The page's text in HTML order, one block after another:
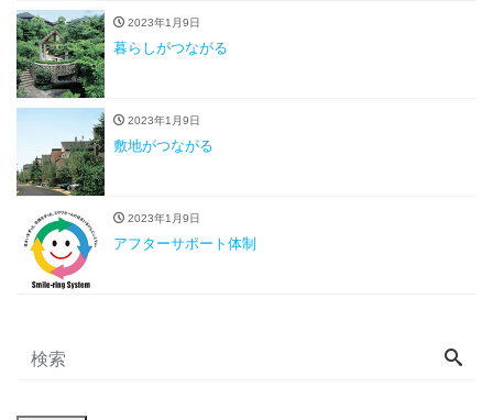
2023年1月9日
暮らしがつながる
2023年1月9日
敷地がつながる
2023年1月9日
アフターサポート体制